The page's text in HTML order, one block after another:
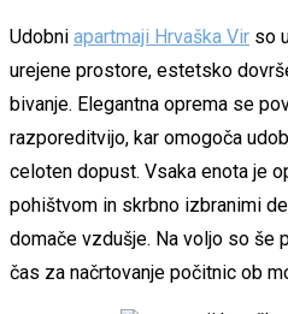
Udobni apartmaji Hrvaška Vir so
urejene prostore, estetsko
bivanje. Elegantna oprema se
razporeditvijo, kar omogoča
celoten dopust. Vsaka enota je
pohištvom in skrbno izbranimi
domače vzdušje. Na voljo so še
čas za načrtovanje počitnic ob